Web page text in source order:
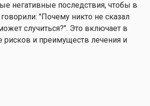
негативные последствия, чтобы в
"Почему никто не сказал
случиться?". Это включает в
рисков и преимуществ лечения и